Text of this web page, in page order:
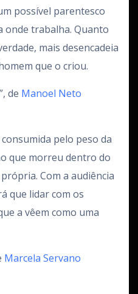
possível parentesco
onde trabalha. Quanto
mais desencadeia
que o criou.
de Manoel Neto
pelo peso da
que morreu dentro do
Com a audiência
que lidar com os
a vêem como uma
Marcela Servano